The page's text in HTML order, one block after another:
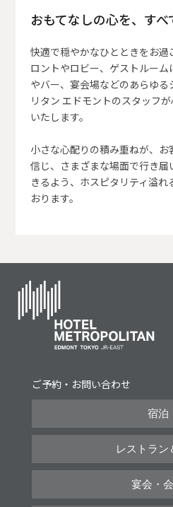
おもてなしの心を、すべ
快適で穏やかなひとときをお過
ロントやロビー、ゲストルー
やバー、宴会場などのあらゆる
リタン エドモントのスタッフ
いたします。
小さな心配りの積み重ねが、
信じ、さまざまな場面で行き
きるよう、ホスピタリティ溢れ
おります。
ご予約・お問い合わせ
宿泊
レストラン
宴会・